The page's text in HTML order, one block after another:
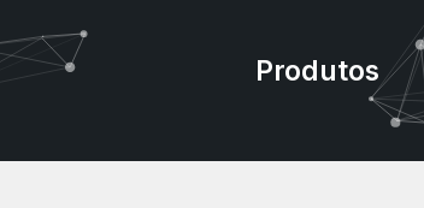
Produtos